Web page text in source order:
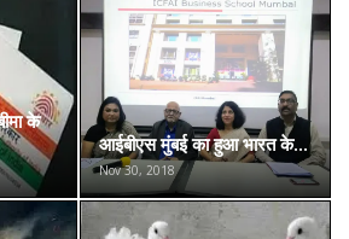
के
आईबीएस मुंबई का हुआ भारत के...
Nov 30, 2018